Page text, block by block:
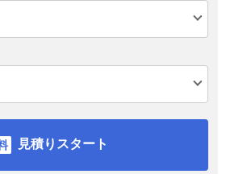
見積りスタート